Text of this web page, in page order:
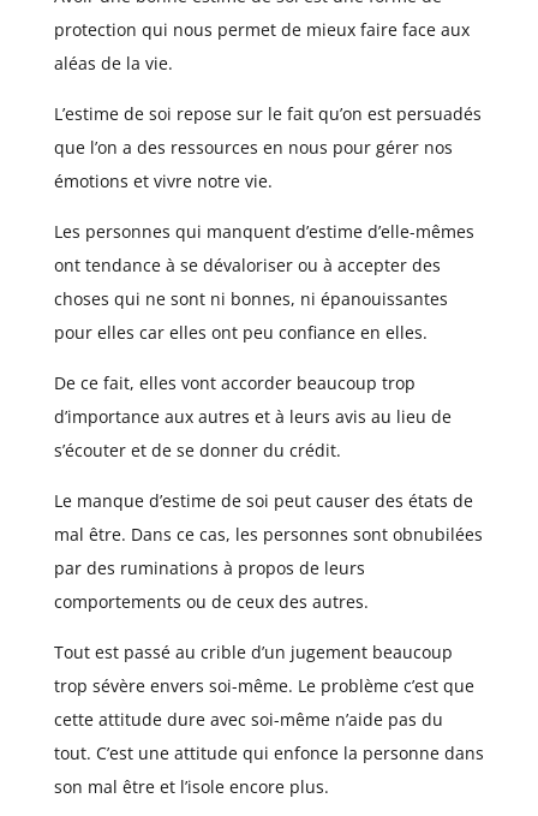
protection qui nous permet de mieux faire face aux
aléas de la vie.
L’estime de soi repose sur le fait qu’on est persuadés
que l’on a des ressources en nous pour gérer nos
émotions et vivre notre vie.
Les personnes qui manquent d’estime d’elle-mêmes
ont tendance à se dévaloriser ou à accepter des
choses qui ne sont ni bonnes, ni épanouissantes
pour elles car elles ont peu confiance en elles.
De ce fait, elles vont accorder beaucoup trop
d’importance aux autres et à leurs avis au lieu de
s’écouter et de se donner du crédit.
Le manque d’estime de soi peut causer des états de
mal être. Dans ce cas, les personnes sont obnubilées
par des ruminations à propos de leurs
comportements ou de ceux des autres.
Tout est passé au crible d’un jugement beaucoup
trop sévère envers soi-même. Le problème c’est que
cette attitude dure avec soi-même n’aide pas du
tout. C’est une attitude qui enfonce la personne dans
son mal être et l’isole encore plus.